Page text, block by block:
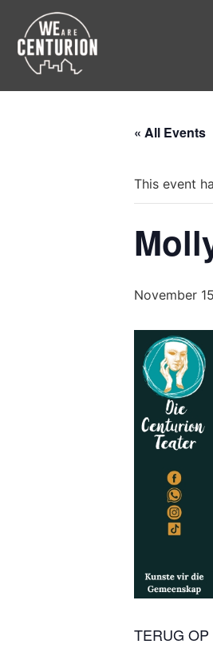
« All Events
This event
November
TERUG